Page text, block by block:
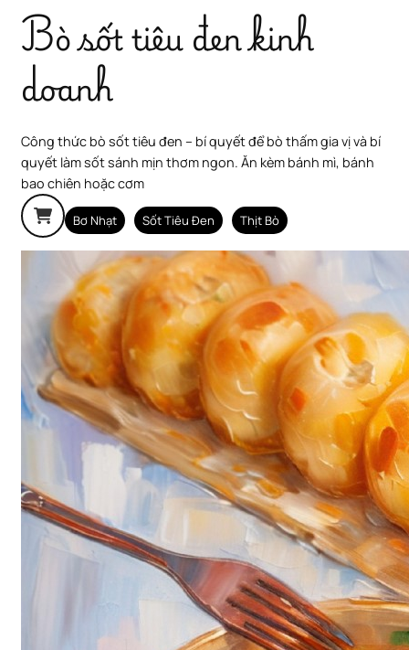
Bò sốt tiêu đen kinh
doanh
Công thức bò sốt tiêu đen – bí quyết để bò thấm gia vị và bí
quyết làm sốt sánh mịn thơm ngon. Ăn kèm bánh mì, bánh
bao chiên hoặc cơm
Bơ Nhạt Sốt Tiêu Đen Thịt Bò